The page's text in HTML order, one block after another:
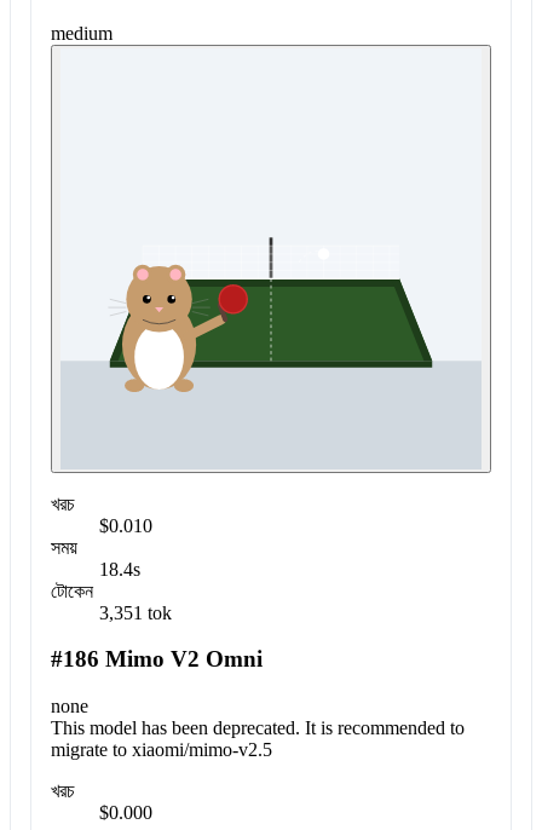
medium
খরচ
$0.010
সময়
18.4s
টোকেন
3,351 tok
#186 Mimo V2 Omni
none
This model has been deprecated. It is recommended to
migrate to xiaomi/mimo-v2.5
খরচ
$0.000